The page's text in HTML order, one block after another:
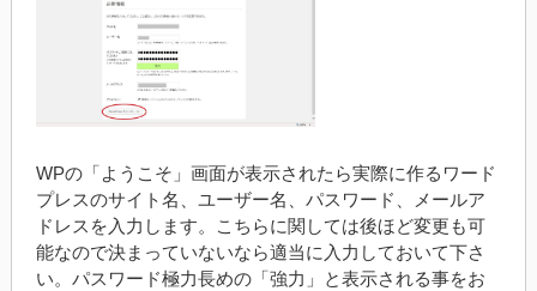
WPの「ようこそ」画面が表示されたら実際に作るワード
プレスのサイト名、ユーザー名、パスワード、メールア
ドレスを入力します。こちらに関しては後ほど変更も可
能なので決まっていないなら適当に入力しておいて下さ
い。パスワード極力長めの「強力」と表示される事をお